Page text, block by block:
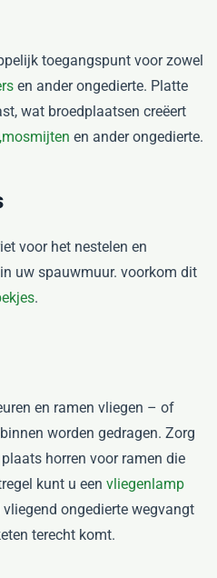
toegangspunt voor zowel
en ander ongedierte. Platte
wat broedplaatsen creëert
mosmijten en ander ongedierte.
voor het nestelen en
uw spauwmuur. voorkom dit
.
en ramen vliegen – of
worden gedragen. Zorg
horren voor ramen die
kunt u een vliegenlamp
ongedierte wegvangt
terecht komt.